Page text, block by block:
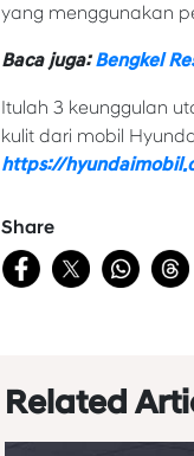
yang menggunakan
Baca juga:Bengkel
Itulah 3 keunggulan
kulit dari mobil
https://
Share
Related